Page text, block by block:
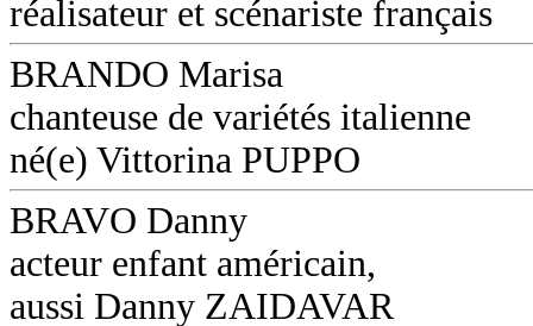
réalisateur et scénariste français
BRANDO Marisa
chanteuse de variétés italienne
né(e) Vittorina PUPPO
BRAVO Danny
acteur enfant américain,
aussi Danny ZAIDAVAR